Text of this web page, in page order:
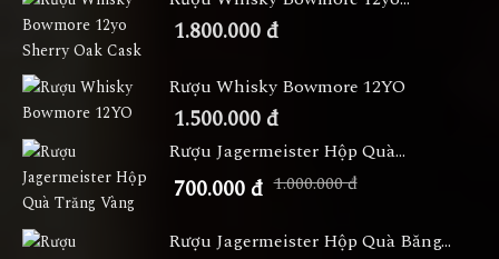
1.800.000 đ
Rượu Whisky Bowmore 12YO
1.500.000 đ
Rượu Jagermeister Hộp Quà...
700.000 đ 1.000.000 đ
Rượu Jagermeister Hộp Quà Băng...